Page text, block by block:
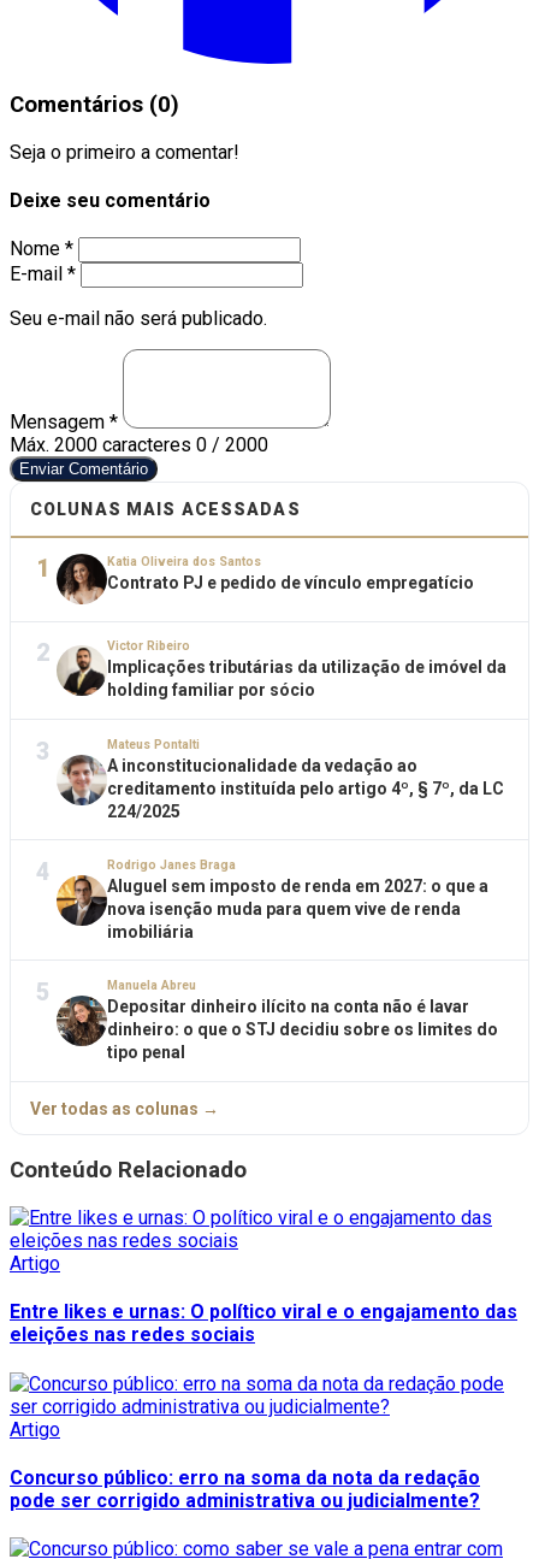
Comentários (0)
Seja o primeiro a comentar!
Deixe seu comentário
Nome *
E-mail *
Seu e-mail não será publicado.
Mensagem *
Máx. 2000 caracteres 0 / 2000
Enviar Comentário
COLUNAS MAIS ACESSADAS
1 Katia Oliveira dos Santos
Contrato PJ e pedido de vínculo empregatício
2 Victor Ribeiro
Implicações tributárias da utilização de imóvel da
holding familiar por sócio
3 Mateus Pontalti
A inconstitucionalidade da vedação ao
creditamento instituída pelo artigo 4º, § 7º, da LC
224/2025
4 Rodrigo Janes Braga
Aluguel sem imposto de renda em 2027: o que a
nova isenção muda para quem vive de renda
imobiliária
5 Manuela Abreu
Depositar dinheiro ilícito na conta não é lavar
dinheiro: o que o STJ decidiu sobre os limites do
tipo penal
Ver todas as colunas →
Conteúdo Relacionado
Artigo
Entre likes e urnas: O político viral e o engajamento das
eleições nas redes sociais
Artigo
Concurso público: erro na soma da nota da redação
pode ser corrigido administrativa ou judicialmente?